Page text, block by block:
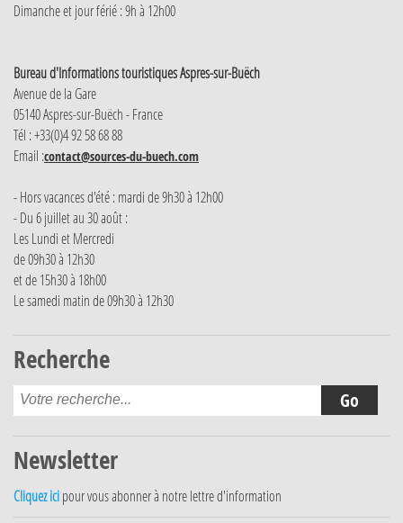
Dimanche et jour férié : 9h à 12h00
Bureau d'Informations touristiques Aspres-sur-Buëch
Avenue de la Gare
05140 Aspres-sur-Buëch - France
Tél : +33(0)4 92 58 68 88
Email :contact@sources-du-buech.com
- Hors vacances d'été : mardi de 9h30 à 12h00
- Du 6 juillet au 30 août :
Les Lundi et Mercredi
de 09h30 à 12h30
et de 15h30 à 18h00
Le samedi matin de 09h30 à 12h30
Recherche
Newsletter
Cliquez ici pour vous abonner à notre lettre d'information